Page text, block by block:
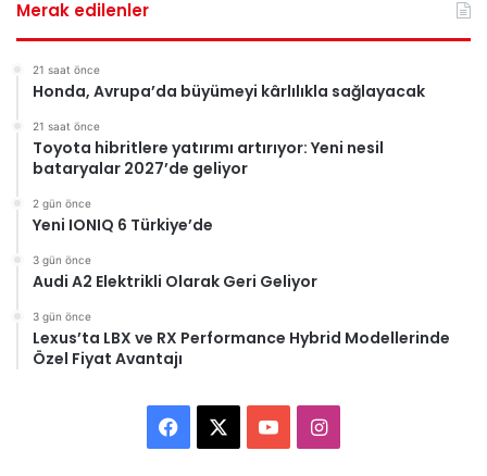
Merak edilenler
21 saat önce
Honda, Avrupa’da büyümeyi kârlılıkla sağlayacak
21 saat önce
Toyota hibritlere yatırımı artırıyor: Yeni nesil
bataryalar 2027’de geliyor
2 gün önce
Yeni IONIQ 6 Türkiye’de
3 gün önce
Audi A2 Elektrikli Olarak Geri Geliyor
3 gün önce
Lexus’ta LBX ve RX Performance Hybrid Modellerinde
Özel Fiyat Avantajı
Facebook YouTubeInstagram